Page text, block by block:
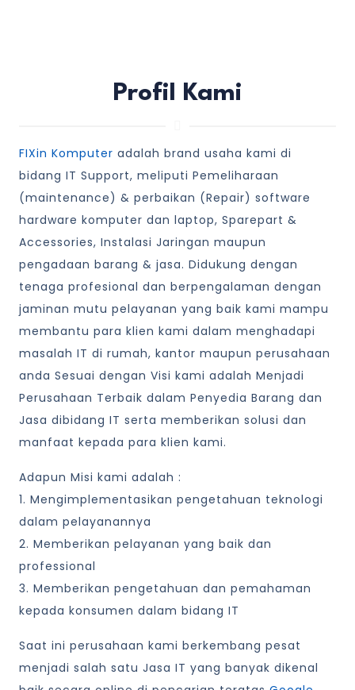
Profil Kami
FIXin Komputer adalah brand usaha kami di
bidang IT Support, meliputi Pemeliharaan
(maintenance) & perbaikan (Repair) software
hardware komputer dan laptop, Sparepart &
Accessories, Instalasi Jaringan maupun
pengadaan barang & jasa. Didukung dengan
tenaga profesional dan berpengalaman dengan
jaminan mutu pelayanan yang baik kami mampu
membantu para klien kami dalam menghadapi
masalah IT di rumah, kantor maupun perusahaan
anda Sesuai dengan Visi kami adalah Menjadi
Perusahaan Terbaik dalam Penyedia Barang dan
Jasa dibidang IT serta memberikan solusi dan
manfaat kepada para klien kami.
Adapun Misi kami adalah :
1. Mengimplementasikan pengetahuan teknologi
dalam pelayanannya
2. Memberikan pelayanan yang baik dan
professional
3. Memberikan pengetahuan dan pemahaman
kepada konsumen dalam bidang IT
Saat ini perusahaan kami berkembang pesat
menjadi salah satu Jasa IT yang banyak dikenal